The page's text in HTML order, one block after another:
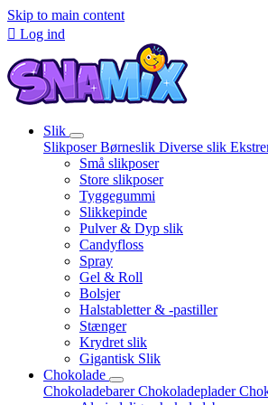
Skip to main content
 Log ind
Slik
SlikposerBørneslik Diverse slik
Små slikposer
Store slikposer
Tyggegummi
Slikkepinde
Pulver & Dyp slik
Candyfloss
Spray
Gel & Roll
Bolsjer
Halstabletter & -pastiller
Stænger
Krydret slik
Gigantisk Slik
Chokolade
ChokoladebarerChokoladeplader